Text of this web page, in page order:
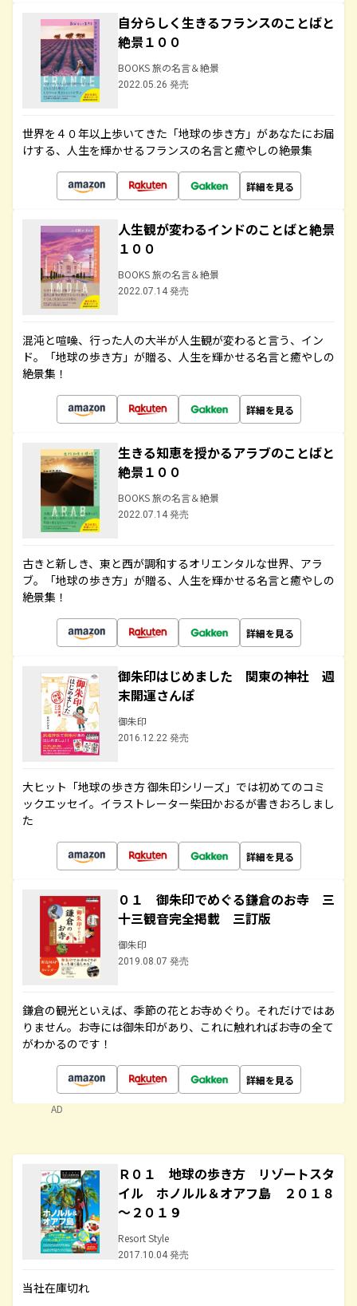
自分らしく生きるフランスのことばと
絶景１００
BOOKS 旅の名言＆絶景
2022.05.26 発売
世界を４０年以上歩いてきた「地球の歩き方」があなたにお届
けする、人生を輝かせるフランスの名言と癒やしの絶景集
詳細を見る
人生観が変わるインドのことばと絶景
１００
BOOKS 旅の名言＆絶景
2022.07.14 発売
混沌と喧噪、行った人の大半が人生観が変わると言う、イン
ド。「地球の歩き方」が贈る、人生を輝かせる名言と癒やしの
絶景集！
詳細を見る
生きる知恵を授かるアラブのことばと
絶景１００
BOOKS 旅の名言＆絶景
2022.07.14 発売
古きと新しき、東と西が調和するオリエンタルな世界、アラ
ブ。「地球の歩き方」が贈る、人生を輝かせる名言と癒やしの
絶景集！
詳細を見る
御朱印はじめました 関東の神社 週
末開運さんぽ
御朱印
2016.12.22 発売
大ヒット「地球の歩き方 御朱印シリーズ」では初めてのコミ
ックエッセイ。イラストレーター柴田かおるが書きおろしまし
た
詳細を見る
０１ 御朱印でめぐる鎌倉のお寺 三
十三観音完全掲載 三訂版
御朱印
2019.08.07 発売
鎌倉の観光といえば、季節の花とお寺めぐり。それだけではあ
りません。お寺には御朱印があり、これに触れればお寺の全て
がわかるのです！
詳細を見る
AD
Ｒ０１ 地球の歩き方 リゾートスタ
イル ホノルル＆オアフ島 ２０１８
～２０１９
Resort Style
2017.10.04 発売
当社在庫切れ